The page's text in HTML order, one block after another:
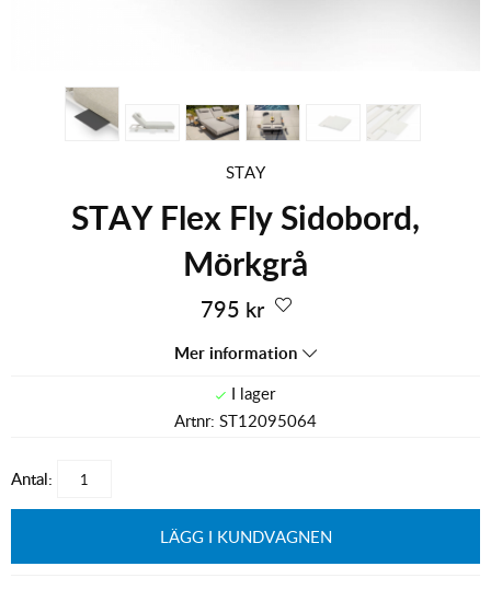
STAY
STAY Flex Fly Sidobord,
Mörkgrå
795 kr
Mer information
Artnr: ST12095064
Antal:
LÄGG I KUNDVAGNEN